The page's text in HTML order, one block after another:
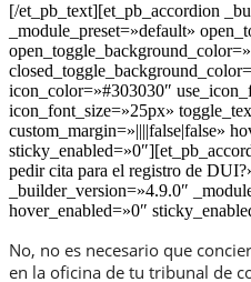
[/et_pb_text][et_pb_accordion
_module_preset=»default»
icon_color=»#303030″
icon_font_size=»25px»
custom_margin=»||||false|false»
pedir cita para el registro de
_builder_version=»4.9.0″
hover_enabled=»0″
No, no es necesario que
en la oficina de tu tribunal de